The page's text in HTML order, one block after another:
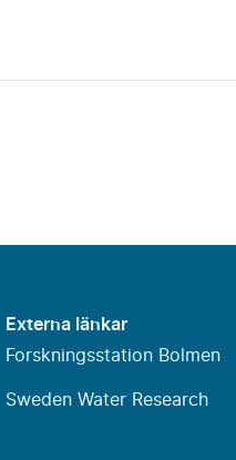
Externa länkar
Forskningsstation Bolmen
Sweden Water Research